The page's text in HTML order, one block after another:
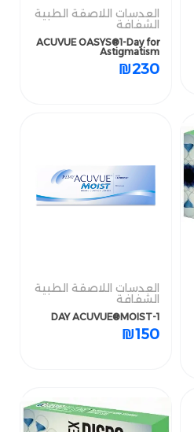
العدسات اللاصقة الطبية
الشفافة
ACUVUE OASYS®1-Day for
Astigmatism
₪230
العدسات اللاصقة الطبية
الشفافة
1-DAY ACUVUE®MOIST
₪150
ACUVUE OASYS®1-Day for
Astigmatism
₪230
1-DAY ACUVUE®MOIST
₪150